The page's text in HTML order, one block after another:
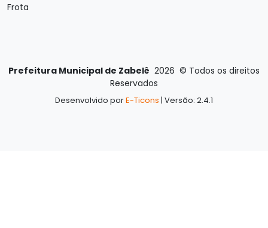
Frota
Prefeitura Municipal de Zabelê 2026 © Todos os direitos
Reservados
Desenvolvido porE-Ticons | Versão: 2.4.1